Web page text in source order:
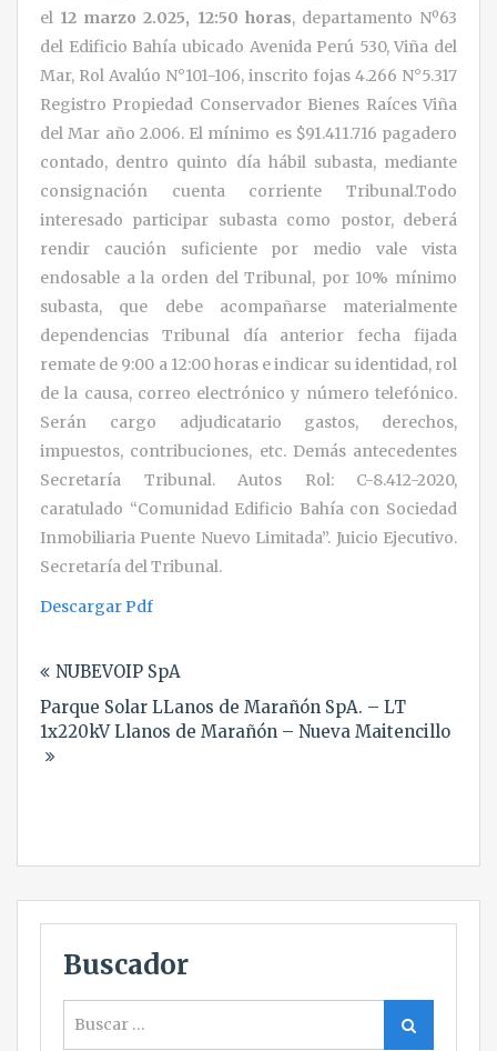
el 12 marzo 2.025, 12:50 horas, departamento Nº63
del Edificio Bahía ubicado Avenida Perú 530, Viña del
Mar, Rol Avalúo N°101-106, inscrito fojas 4.266 N°5.317
Registro Propiedad Conservador Bienes Raíces Viña
del Mar año 2.006. El mínimo es $91.411.716 pagadero
contado, dentro quinto día hábil subasta, mediante
consignación cuenta corriente Tribunal.Todo
interesado participar subasta como postor, deberá
rendir caución suficiente por medio vale vista
endosable a la orden del Tribunal, por 10% mínimo
subasta, que debe acompañarse materialmente
dependencias Tribunal día anterior fecha fijada
remate de 9:00 a 12:00 horas e indicar su identidad, rol
de la causa, correo electrónico y número telefónico.
Serán cargo adjudicatario gastos, derechos,
impuestos, contribuciones, etc. Demás antecedentes
Secretaría Tribunal. Autos Rol: C-8.412-2020,
caratulado “Comunidad Edificio Bahía con Sociedad
Inmobiliaria Puente Nuevo Limitada”. Juicio Ejecutivo.
Secretaría del Tribunal.
Descargar Pdf
de
entradas
NUBEVOIP SpA
Parque Solar LLanos de Marañón SpA. – LT
1x220kV Llanos de Marañón – Nueva Maitencillo
Buscador
Buscar